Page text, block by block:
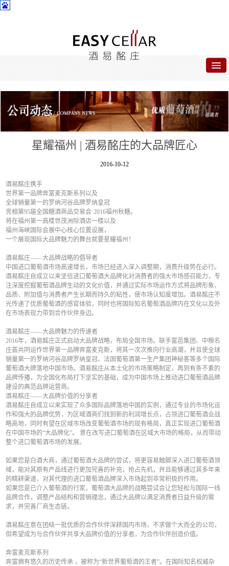
关于酒易
酒易名品
公司动态
联系我们
星耀福州 | 酒易酩庄的大品牌匠心
2016-10-12
酒易酩庄携手
世界第一品牌奔富麦克斯系列以及
全球销量第一的罗纳河谷品牌罗纳皇冠
亮相第95届全国糖酒商品交易会·2016福州秋糖。
将在福州第一高楼世茂洲际酒店一楼以及
福州海峡国际会展中心核心位置设展，
一个展现国际大品牌魅力的舞台就要星耀福州！
酒易酩庄——大品牌战略的倡导者
中国进口葡萄酒市场高速增长，市场已经进入深入调整期，消费升级势在必行。
酒易酩庄自成立以来坚信进口葡萄酒大品牌化对消费者的强大市场感召能力，专
注深度挖掘葡萄酒品牌生动的文化价值，并通过实际市场运作方式将品牌形象、
品质、附加值与消费者产生长期而持久的粘性，使市场认知度增加。酒易酩庄不
光传递了优质葡萄酒的感官体验，同时也将国际知名葡萄酒品牌内在文化以及外
在市场表现力带到合作伙伴身边。
酒易酩庄——大品牌魅力的传递者
2016年，酒易酩庄正式启动大品牌战略，布局全国市场。联手富邑集团、中粮名
庄荟共同运作世界第一品牌奔富麦克斯，将其一次次推向行业高潮，并且使全球
销量第一的罗纳河谷品牌罗纳皇冠、法国葡萄酒第一生产集团神秘客等多个国际
葡萄酒大牌落地中国市场。酒易酩庄从本土化的市场策略制定，再到有条不紊的
品牌传播，为全国化布局打下坚实的基础，成为中国市场上推动进口葡萄酒品牌
建设的典范品牌运营商。
酒易酩庄——大品牌价值的分享者
酒易酩庄自成立以来实现了众多国际品牌落地中国的实例，通过专业的市场化运
作和强大的品牌优势，为区域酒商们找到新的利润增长点，占领进口葡萄酒业战
略高地，同时有望在区域市场改变葡萄酒市场的现有格局，真正实现进口葡萄酒
在中国市场的“大品牌化”。 意在改写进口葡萄酒在区域大市场的格局，从而带动
整个进口葡萄酒市场的发展。
如果您是白酒大商，通过葡萄酒大品牌的尝试，将更容易触脚深入进口葡萄酒领
域，能对其原有产品线进行更加完善的补充，抢占先机，并且能够通过其多年来
的精耕渠道，对其代理的进口葡萄酒品牌深入市场起到非常积极的作用。
如果您是已介入葡萄酒的行家，葡萄酒大品牌的战略尝试会让您轻松与国际一线
品牌合作，调整产品结构和营销理念，通过大品牌以满足消费者日益升级的需
求，并完善厂商生态链。
酒易酩庄意在团结一批优质的合作伙伴深耕国内市场，不求做个大而全的公司，
但希望成为与合作伙伴共享大品牌价值的分享者，为合作伙伴创造价值。
奔富麦克斯系列
奔富拥有悠久的历史传承 ，被称为“新世界葡萄酒的王者”。在国际知名权威杂